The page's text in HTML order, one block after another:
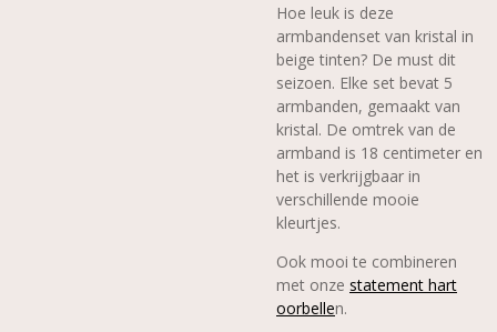
Hoe leuk is deze
armbandenset van kristal in
beige tinten? De must dit
seizoen. Elke set bevat 5
armbanden, gemaakt van
kristal. De omtrek van de
armband is 18 centimeter en
het is verkrijgbaar in
verschillende mooie
kleurtjes.
Ook mooi te combineren
met onze statement hart
oorbellen.